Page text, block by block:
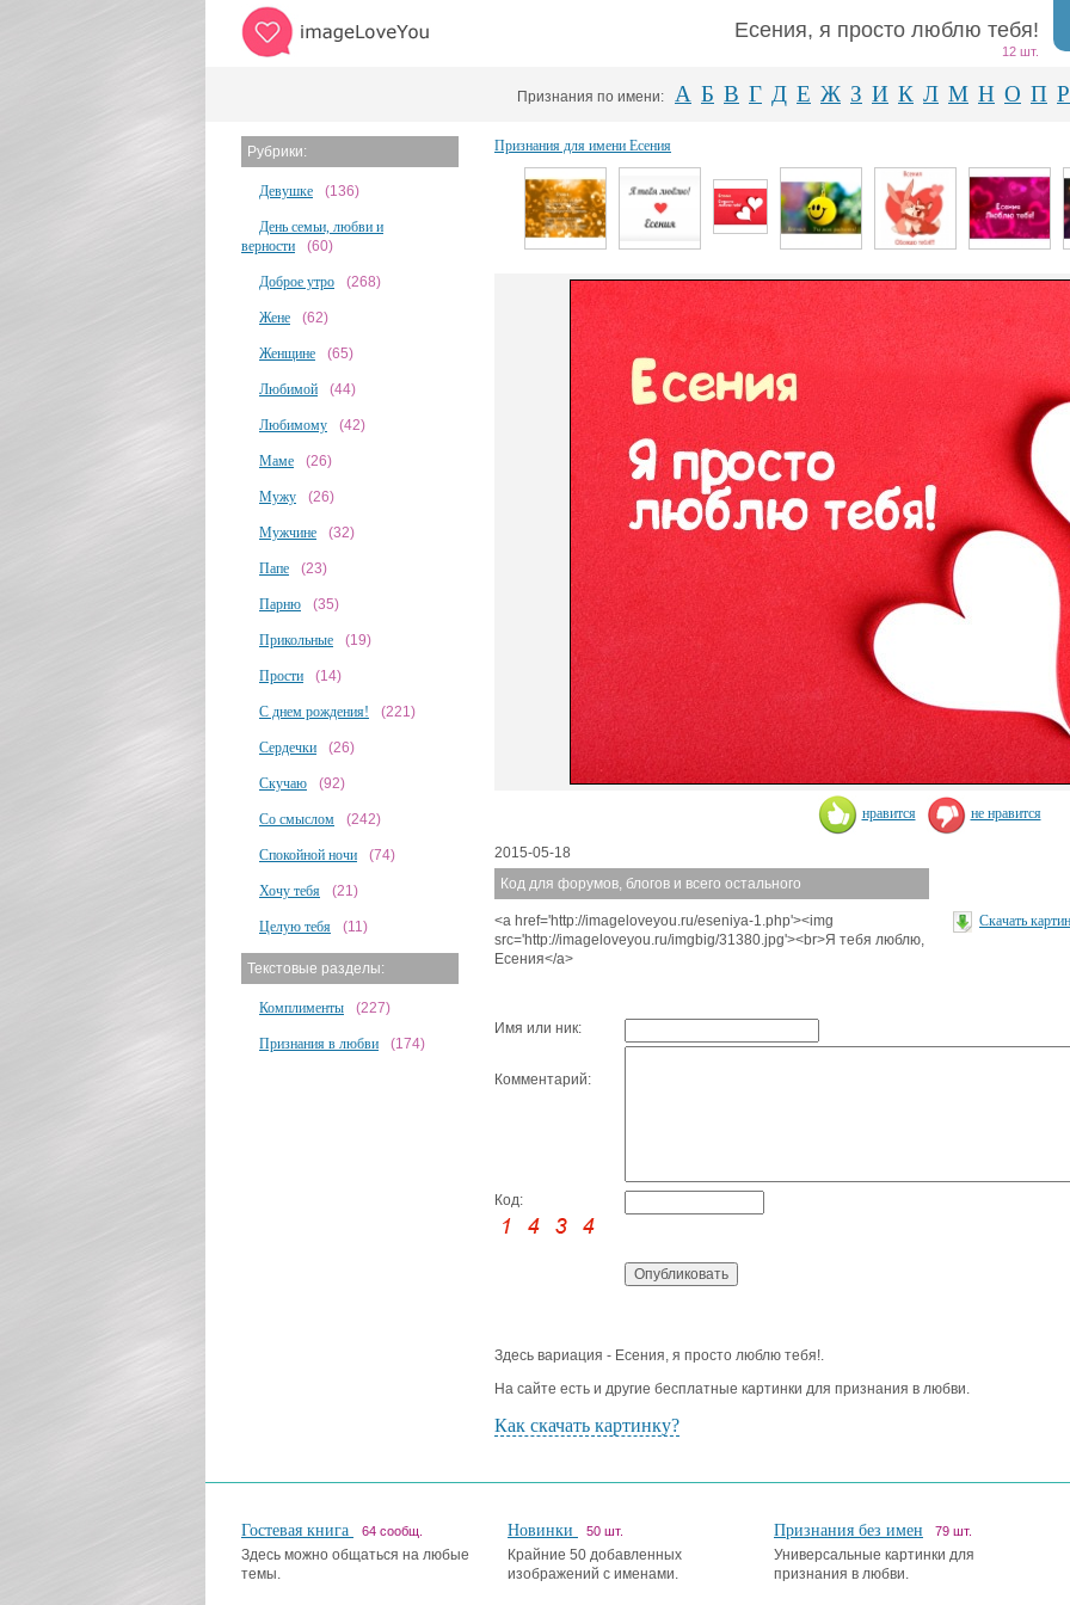
Есения, я просто люблю тебя!
12 шт.
Признания по имени: А Б В Г Д Е Ж З И К Л М Н О П Р
Рубрики:
Девушке (136)
День семьи, любви и
верности
(60)
Доброе утро (268)
Жене (62)
Женщине (65)
Любимой (44)
Любимому (42)
Маме (26)
Мужу (26)
Мужчине (32)
Папе (23)
Парню (35)
Прикольные (19)
Прости (14)
С днем рождения! (221)
Сердечки (26)
Скучаю (92)
Со смыслом (242)
Спокойной ночи (74)
Хочу тебя (21)
Целую тебя (11)
Текстовые разделы:
Комплименты (227)
Признания в любви (174)
Признания для имени Есения
нравится не нравится
2015-05-18
Код для форумов, блогов и всего остального
<a href='http://imageloveyou.ru/eseniya-1.php'><img
src='http://imageloveyou.ru/imgbig/31380.jpg'><br>Я тебя люблю,
Есения</a>
Скачать
Имя или ник:
Комментарий:
Код:
Здесь вариация - Есения, я просто люблю тебя!.
На сайте есть и другие бесплатные картинки для признания в любви.
Как скачать картинку?
Гостевая книга 64 сообщ.
Здесь можно общаться на любые
темы.
Новинки 50 шт.
Крайние 50 добавленных
изображений с именами.
Признания без имен 79 шт.
Универсальные картинки для
признания в любви.